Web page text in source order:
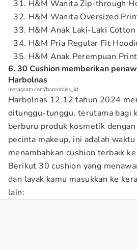
H&M Wanita Zip-through
H&M Wanita Oversized
H&M Anak Laki-Laki Cotton
H&M Pria Regular Fit
H&M Anak Perempuan
6. 30 Cushion memberikan
Harbolnas
Instagram.com/barenbliss_id
Harbolnas 12.12 tahun 2024
ditunggu-tunggu, terutama bagi
berburu produk kosmetik
pecinta makeup, ini adalah
menambahkan cushion terbaik
Berikut 30 cushion yang
dan layak kamu masukkan ke
lain: